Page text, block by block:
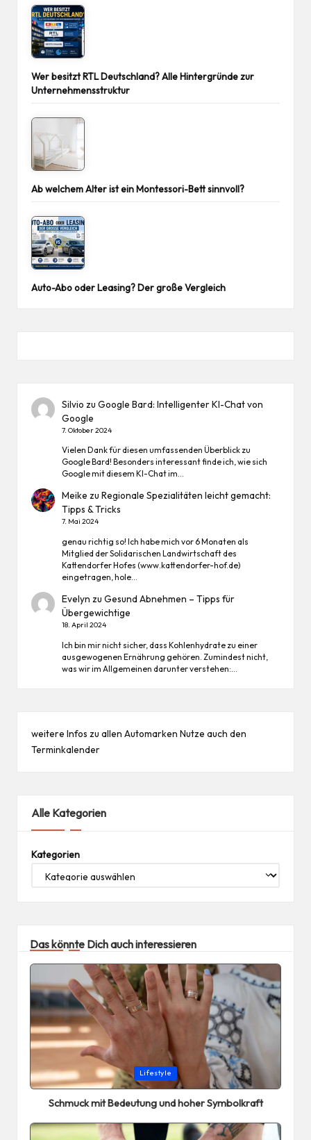
Wer besitzt RTL Deutschland? Alle Hintergründe zur
Unternehmensstruktur
Ab welchem Alter ist ein Montessori-Bett sinnvoll?
Auto-Abo oder Leasing? Der große Vergleich
Silvio zuGoogle Bard: Intelligenter KI-Chat von
Google
7. Oktober 2024
Vielen Dank für diesen umfassenden Überblick zu
Google Bard! Besonders interessant finde ich, wie sich
Google mit diesem KI-Chat im…
Meike zuRegionale Spezialitäten leicht gemacht:
Tipps & Tricks
7. Mai 2024
genau richtig so! Ich habe mich vor 6 Monaten als
Mitglied der Solidarischen Landwirtschaft des
Kattendorfer Hofes (www.kattendorfer-hof.de)
eingetragen, hole…
Evelyn zuGesund Abnehmen – Tipps für
Übergewichtige
18. April 2024
Ich bin mir nicht sicher, dass Kohlenhydrate zu einer
ausgewogenen Ernährung gehören. Zumindest nicht,
was wir im Allgemeinen darunter verstehen:…
weitere Infos zu allen Automarken Nutze auch den
Terminkalender
Alle Kategorien
Kategorien
Das könnte Dich auch interessieren
Posted
in
Lifestyle
Schmuck mit Bedeutung und hoher Symbolkraft